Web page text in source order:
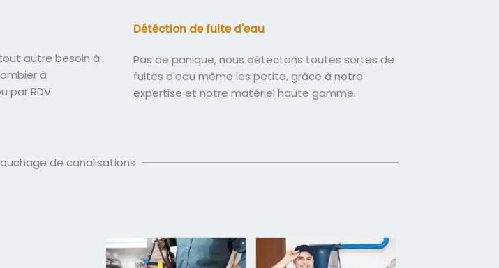
autre besoin à
à
par RDV.
Détéction de fuite d'eau
Pas de panique, nous détectons toutes sortes de
fuites d'eau même les petite, grâce à notre
expertise et notre matériel haute gamme.
de canalisations